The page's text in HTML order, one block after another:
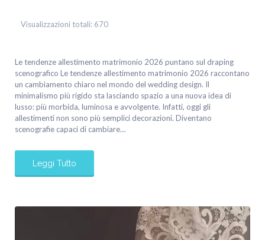
Visualizzazioni totali: 670
Le tendenze allestimento matrimonio 2026 puntano sul draping
scenografico Le tendenze allestimento matrimonio 2026 raccontano
un cambiamento chiaro nel mondo del wedding design. Il
minimalismo più rigido sta lasciando spazio a una nuova idea di
lusso: più morbida, luminosa e avvolgente. Infatti, oggi gli
allestimenti non sono più semplici decorazioni. Diventano
scenografie capaci di cambiare…
Leggi Tutto